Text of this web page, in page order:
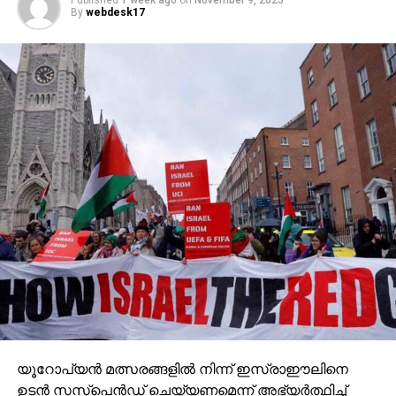
By webdesk17
യൂറോപ്യന്‍ മത്സരങ്ങളില്‍ നിന്ന് ഇസ്രാഈലിനെ
ഉടന്‍ സസ്‌പെന്‍ഡ് ചെയ്യണമെന്ന് അഭ്യര്‍ത്ഥിച്ച്